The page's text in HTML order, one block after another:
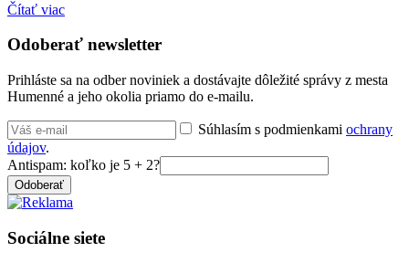
Čítať viac
Odoberať newsletter
Prihláste sa na odber noviniek a dostávajte dôležité správy z mesta
Humenné a jeho okolia priamo do e-mailu.
Súhlasím s podmienkami ochrany
údajov.
Antispam: koľko je 5 + 2?
Odoberať
Sociálne siete